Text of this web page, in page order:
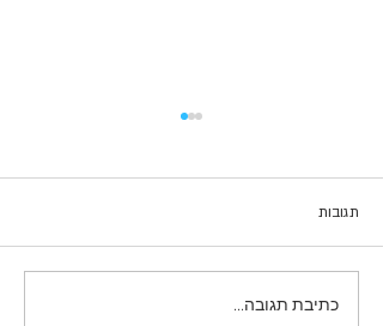
מעבירים בלוג מאתר ישן
תגובות
כתיבת תגובה...